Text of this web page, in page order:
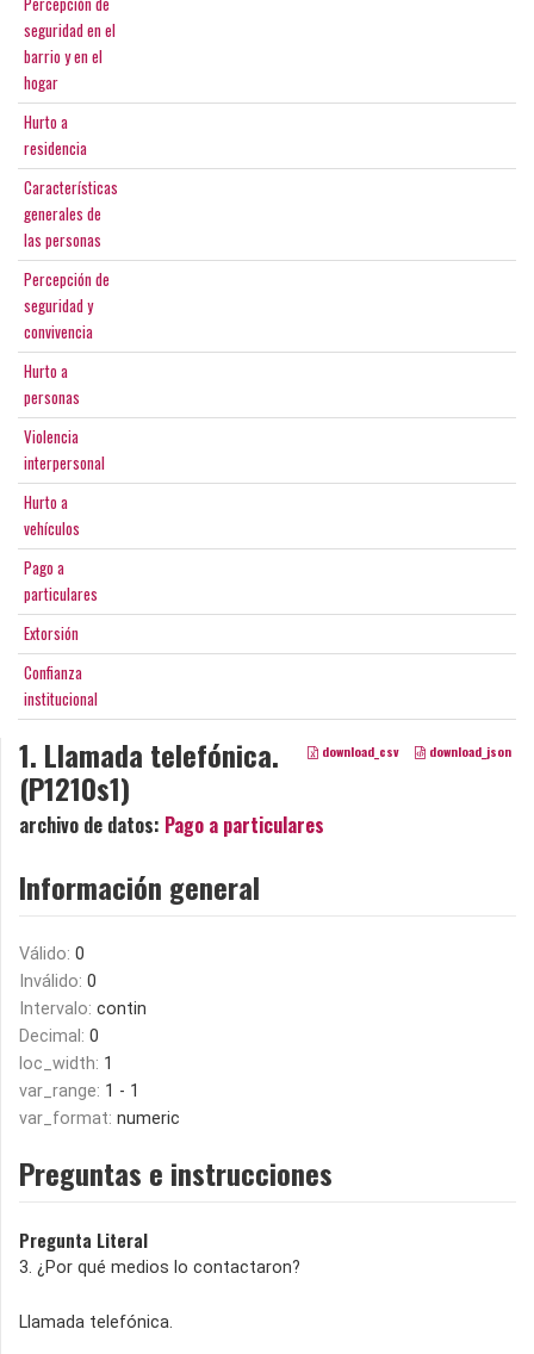
seguridad en el
barrio y en el
hogar
Hurto a
residencia
Características
generales de
las personas
Percepción de
seguridad y
convivencia
Hurto a
personas
Violencia
interpersonal
Hurto a
vehículos
Pago a
particulares
Extorsión
Confianza
institucional
download_csv download_json
1. Llamada telefónica.
(P1210s1)
archivo de datos: Pago a particulares
Información general
Válido: 0
Inválido: 0
Intervalo: contin
Decimal: 0
loc_width: 1
var_range: 1 - 1
var_format: numeric
Preguntas e instrucciones
Pregunta Literal
3. ¿Por qué medios lo contactaron?
Llamada telefónica.